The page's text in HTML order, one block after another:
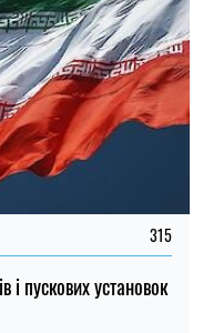
315
і пускових установок